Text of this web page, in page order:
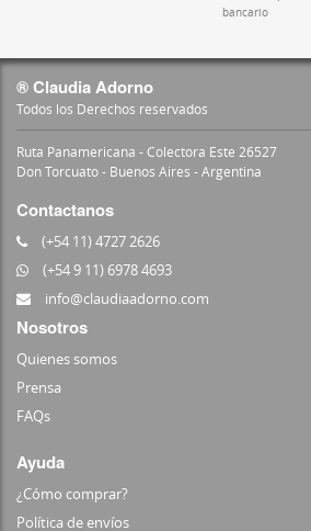
bancario
® Claudia Adorno
Todos los Derechos reservados
Ruta Panamericana - Colectora Este 26527
Don Torcuato - Buenos Aires - Argentina
Contactanos
(+54 11) 4727 2626
(+54 9 11) 6978 4693
info@claudiaadorno.com
Nosotros
Quienes somos
Prensa
FAQs
Ayuda
¿Cómo comprar?
Política de envíos